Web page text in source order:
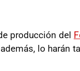
producción del
lo harán